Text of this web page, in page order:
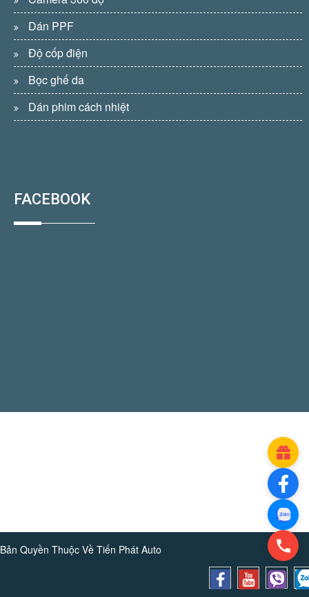
Dán PPF
Độ cốp điện
Bọc ghế da
Dán phim cách nhiệt
FACEBOOK
Bản Quyền Thuộc Về Tiến Phát Auto